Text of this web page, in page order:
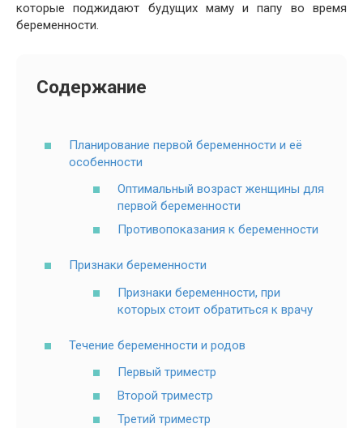
которые поджидают будущих маму и папу во время
беременности.
Содержание
Планирование первой беременности и её
особенности
Оптимальный возраст женщины для
первой беременности
Противопоказания к беременности
Признаки беременности
Признаки беременности, при
которых стоит обратиться к врачу
Течение беременности и родов
Первый триместр
Второй триместр
Третий триместр